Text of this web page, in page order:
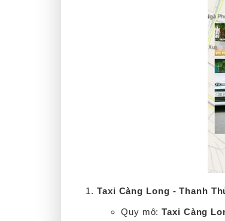
Taxi Càng Long - Thanh
Quy mô:Taxi Càng